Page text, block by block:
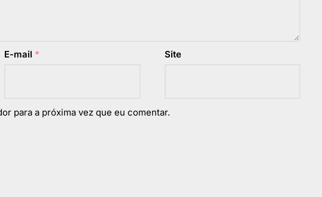
E-mail * Site
para a próxima vez que eu comentar.